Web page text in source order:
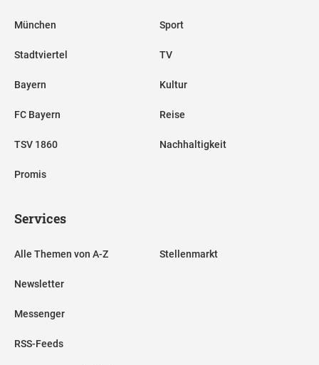
München
Stadtviertel
Bayern
FC Bayern
TSV 1860
Promis
Sport
TV
Kultur
Reise
Nachhaltigkeit
Services
Alle Themen von A-Z
Newsletter
Messenger
RSS-Feeds
Stellenmarkt